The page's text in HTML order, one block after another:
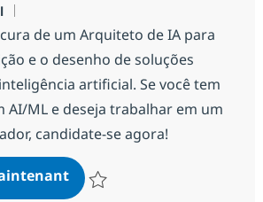
de um Arquiteto de IA para
e o desenho de soluções
artificial. Se você tem
AI/ML e deseja trabalhar em um
candidate-se agora!
AI Architect